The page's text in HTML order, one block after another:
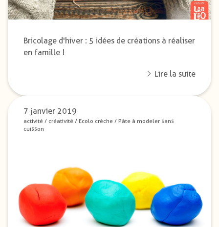
Bricolage d'hiver : 5 idées de créations à réaliser
en famille !
Lire la suite
7 janvier 2019
activité / créativité / Ecolo crèche / Pâte à modeler sans
cuisson